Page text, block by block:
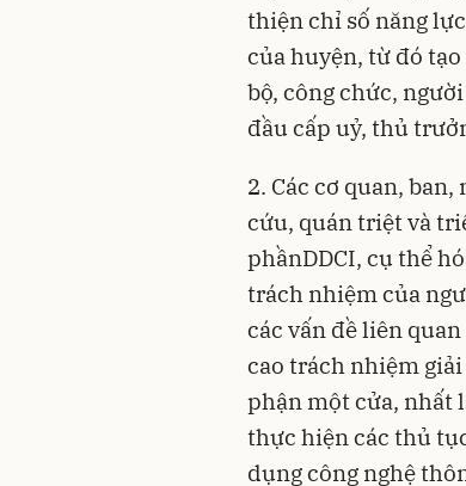
thiện chỉ số năng
của huyện, từ đó
bộ, công chức,
đầu cấp uỷ, thủ
2. Các cơ quan,
cứu, quán triệt và
phầnDDCI, cụ thể
trách nhiệm của
các vấn đề liên
cao trách nhiệm
phận một cửa, nhất
thực hiện các thủ
dụng công nghệ